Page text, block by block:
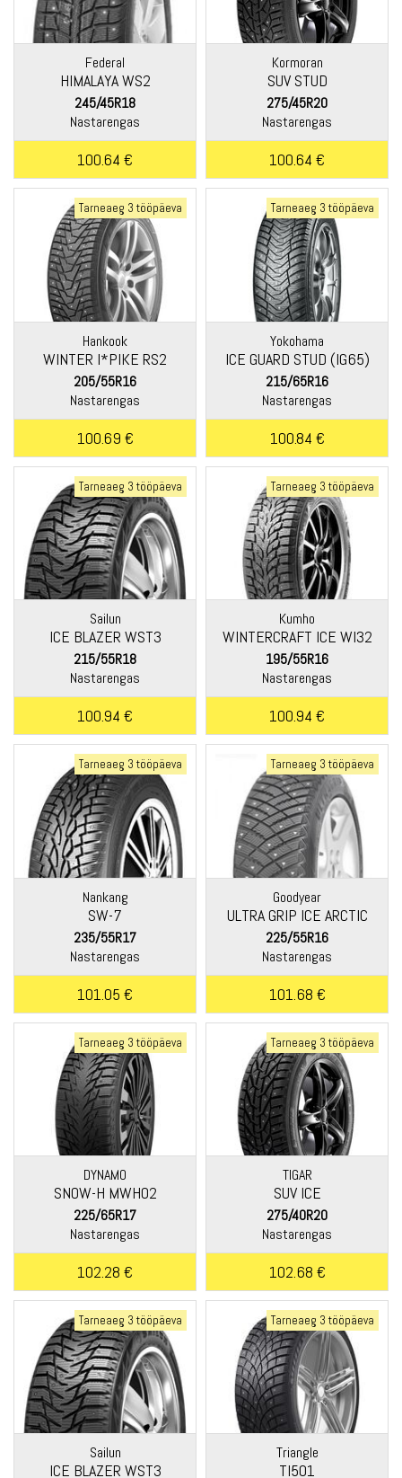
Federal
HIMALAYA WS2
245/45R18
Nastarengas
100.64 €
Kormoran
SUV STUD
275/45R20
Nastarengas
100.64 €
Tarneaeg 3 tööpäeva
Hankook
WINTER I*PIKE RS2
(W429)
205/55R16
Nastarengas
100.69 €
Tarneaeg 3 tööpäeva
Yokohama
ICE GUARD STUD (IG65)
215/65R16
Nastarengas
100.84 €
Tarneaeg 3 tööpäeva
Sailun
ICE BLAZER WST3
215/55R18
Nastarengas
100.94 €
Tarneaeg 3 tööpäeva
Kumho
WINTERCRAFT ICE WI32
195/55R16
Nastarengas
100.94 €
Tarneaeg 3 tööpäeva
Nankang
SW-7
235/55R17
Nastarengas
101.05 €
Tarneaeg 3 tööpäeva
Goodyear
ULTRA GRIP ICE ARCTIC
225/55R16
Nastarengas
101.68 €
Tarneaeg 3 tööpäeva
DYNAMO
SNOW-H MWH02
225/65R17
Nastarengas
102.28 €
Tarneaeg 3 tööpäeva
TIGAR
SUV ICE
275/40R20
Nastarengas
102.68 €
Tarneaeg 3 tööpäeva
Sailun
ICE BLAZER WST3
Tarneaeg 3 tööpäeva
Triangle
TI501